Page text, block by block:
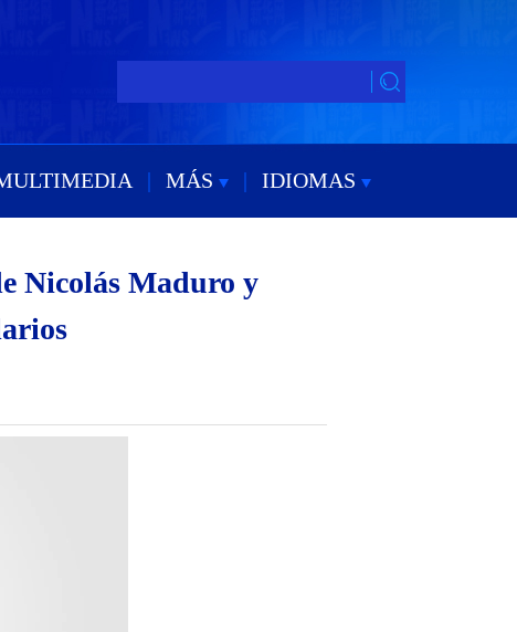
| MÁS | IDIOMAS
Nicolás Maduro y